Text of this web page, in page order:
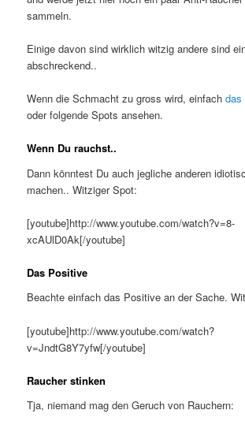
sammeln.
Einige davon sind wirklich witzig andere sind
abschreckend..
Wenn die Schmacht zu gross wird, einfachdas
oder folgende Spots ansehen.
Wenn Du rauchst..
Dann könntest Du auch jegliche anderen
machen.. Witziger Spot:
[youtube]http://www.youtube.com/watch?v=8-
xcAUlD0Ak[/youtube]
Das Positive
Beachte einfach das Positive an der Sache.
[youtube]http://www.youtube.com/watch?
v=JndtG8Y7yfw[/youtube]
Raucher stinken
Tja, niemand mag den Geruch von Rauchern: